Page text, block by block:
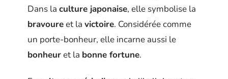
Dans la culture japonaise, elle symbolise la
bravoureet la victoire. Considérée comme
un porte-bonheur, elle incarne aussi le
bonheuret la bonne fortune.